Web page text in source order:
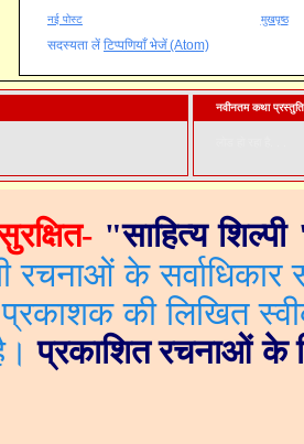
नई पोस्ट मुखपृष्ठ
सदस्यता लें टिप्पणियाँ भेजें (Atom)
नवीनतम कथा
"साहित्य शिल्पी
रचनाओं के
की लिखित
प्रकाशित रचनाओं के